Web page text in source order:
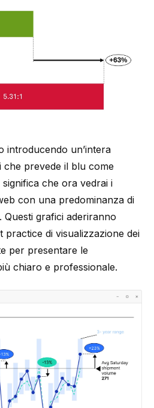
introducendo un’intera
che prevede il blu come
che ora vedrai i
con una predominanza di
grafici aderiranno
practice di visualizzazione dei
per presentare le
chiaro e professionale.